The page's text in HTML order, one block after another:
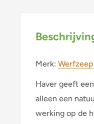
Merk: Werfzeep
Haver geeft
alleen een
werking op de